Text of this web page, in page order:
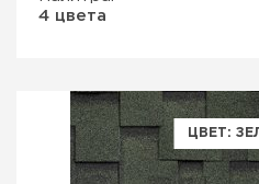
4 цвета